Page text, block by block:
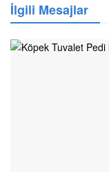
İlgili Mesajlar